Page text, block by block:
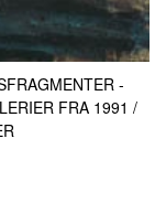
-
FRA 1991 /